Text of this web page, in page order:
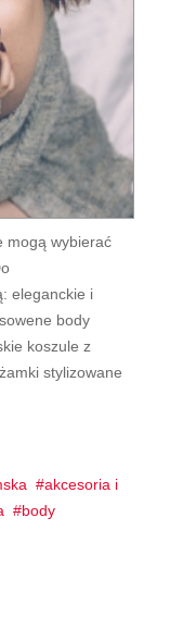
mogą wybierać
eleganckie i
body
koszule z
stylizowane
akcesoria i
body